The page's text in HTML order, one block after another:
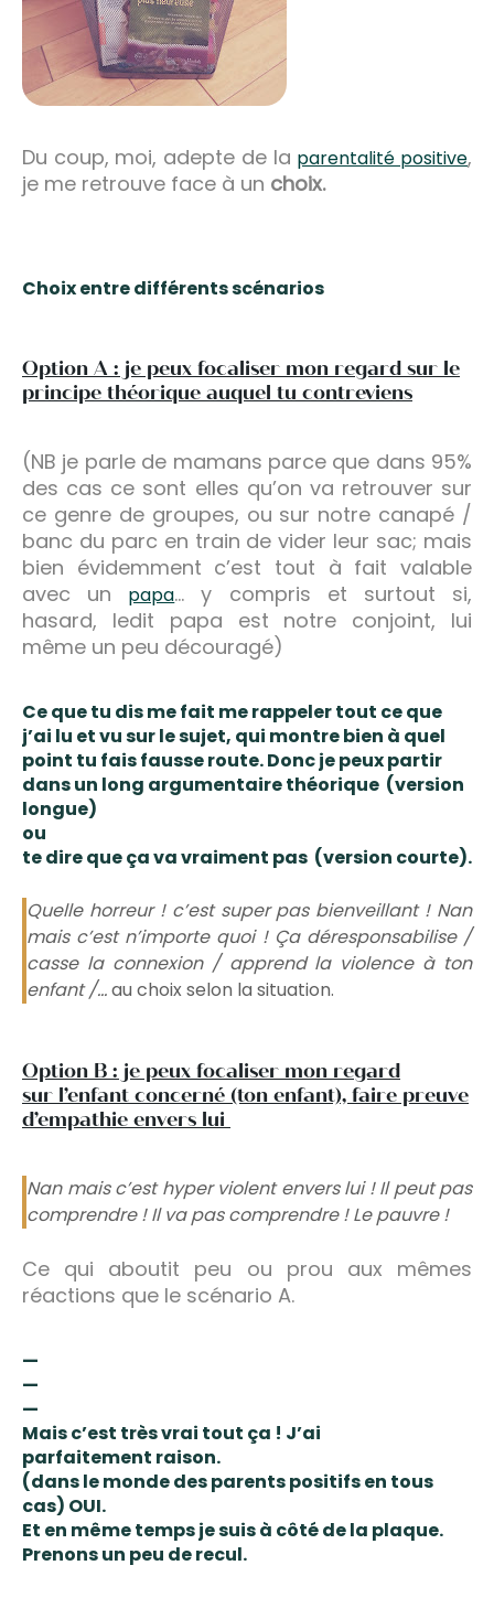
Du coup, moi, adepte de la parentalité positive,
je me retrouve face à un choix.
Choix entre différents scénarios
Option A : je peux focaliser mon regard sur le
principe théorique auquel tu contreviens
(NB je parle de mamans parce que dans 95%
des cas ce sont elles qu’on va retrouver sur
ce genre de groupes, ou sur notre canapé /
banc du parc en train de vider leur sac; mais
bien évidemment c’est tout à fait valable
avec un papa… y compris et surtout si,
hasard, ledit papa est notre conjoint, lui
même un peu découragé)
Ce que tu dis me fait me rappeler tout ce que
j’ai lu et vu sur le sujet, qui montre bien à quel
point tu fais fausse route. Donc je peux partir
dans un long argumentaire théorique (version
longue)
ou
te dire que ça va vraiment pas (version courte).
Quelle horreur ! c’est super pas bienveillant ! Nan
mais c’est n’importe quoi ! Ça déresponsabilise /
casse la connexion / apprend la violence à ton
enfant /…au choix selon la situation.
Option B : je peux focaliser mon regard
sur l’enfant concerné (ton enfant), faire preuve
d’empathie envers lui
Nan mais c’est hyper violent envers lui ! Il peut pas
comprendre ! Il va pas comprendre ! Le pauvre !
Ce qui aboutit peu ou prou aux mêmes
réactions que le scénario A.
—
—
—
Mais c’est très vrai tout ça ! J’ai
parfaitement raison.
(dans le monde des parents positifs en tous
cas) OUI.
Et en même temps je suisà côté de la plaque.
Prenons un peu de recul.